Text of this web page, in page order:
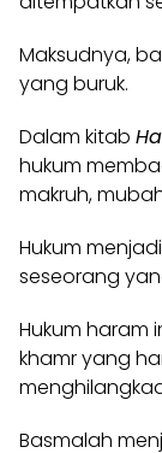
Maksudnya,
yang buruk.
Dalam kitab
hukum
makruh,
Hukum
seseorang
Hukum haram
khamr yang
Basmalah